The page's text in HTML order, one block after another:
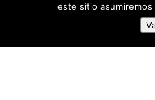
Diseñado por Centro
este sitio